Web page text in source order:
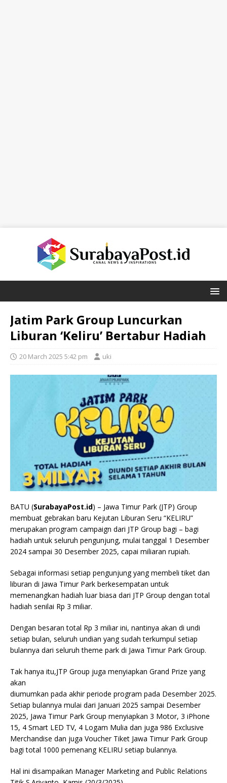
Jatim Park Group Luncurkan
Liburan ‘Keliru’ Bertabur Hadiah
20 March 2025 5:42 pm uki
BATU (SurabayaPost.id) – Jawa Timur Park (JTP) Group
membuat gebrakan baru Kejutan Liburan Seru “KELIRU”
merupakan program campaign dari JTP Group bagi – bagi
hadiah untuk seluruh pengunjung, mulai tanggal 1 Desember
2024 sampai 30 Desember 2025, capai miliaran rupiah.
Sebagai informasi setiap pengunjung yang membeli tiket dan
liburan di Jawa Timur Park berkesempatan untuk
memenangkan hadiah luar biasa dari JTP Group dengan total
hadiah senilai Rp 3 miliar.
Dengan besaran total Rp 3 miliar ini, nantinya akan di undi
setiap bulan, seluruh undian yang sudah terkumpul setiap
bulannya dari seluruh theme park di Jawa Timur Park Group.
Tak hanya itu,JTP Group juga menyiapkan Grand Prize yang
akan
diumumkan pada akhir periode program pada Desember 2025.
Setiap bulannya mulai dari Januari 2025 sampai Desember
2025, Jawa Timur Park Group menyiapkan 3 Motor, 3 iPhone
15, 4 Smart LED TV, 4 Logam Mulia dan juga 986 Exclusive
Merchandise dan juga Voucher Tiket Jawa Timur Park Group
bagi total 1000 pemenang KELIRU setiap bulannya.
Hal ini disampaikan Manager Marketing and Public Relations